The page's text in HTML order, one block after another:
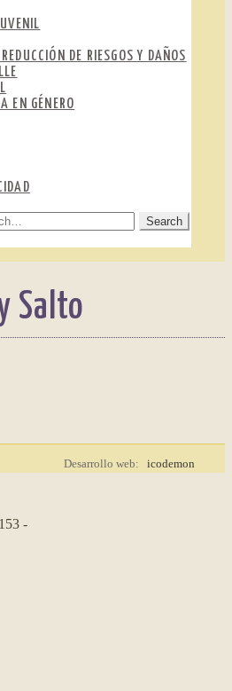
DE RIESGOS Y DAÑOS
EN GÉNERO
Salto
-
Desarrollo web: icodemon